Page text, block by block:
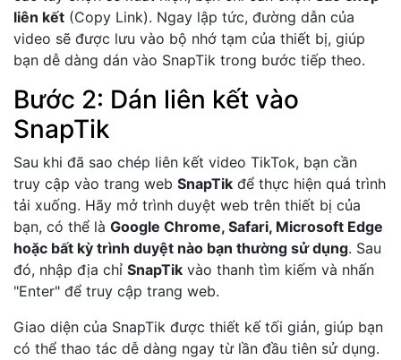
liên kết (Copy Link). Ngay lập tức, đường dẫn của
video sẽ được lưu vào bộ nhớ tạm của thiết bị, giúp
bạn dễ dàng dán vào SnapTik trong bước tiếp theo.
Bước 2: Dán liên kết vào
SnapTik
Sau khi đã sao chép liên kết video TikTok, bạn cần
truy cập vào trang web SnapTik để thực hiện quá trình
tải xuống. Hãy mở trình duyệt web trên thiết bị của
bạn, có thể là Google Chrome, Safari, Microsoft Edge
hoặc bất kỳ trình duyệt nào bạn thường sử dụng. Sau
đó, nhập địa chỉ SnapTik vào thanh tìm kiếm và nhấn
"Enter" để truy cập trang web.
Giao diện của SnapTik được thiết kế tối giản, giúp bạn
có thể thao tác dễ dàng ngay từ lần đầu tiên sử dụng.